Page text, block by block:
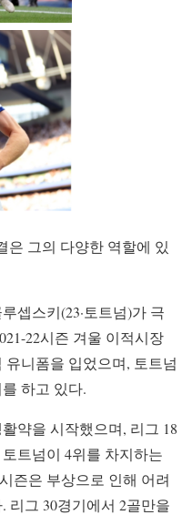
은 그의 다양한 역할에 있
셉스키(23·토트넘)가 극
22시즌 겨울 이적시장
니폼을 입었으며, 토트넘
하고 있다.
약을 시작했으며, 리그 18
트넘이 4위를 차지하는
즌은 부상으로 인해 어려
리그 30경기에서 2골만을